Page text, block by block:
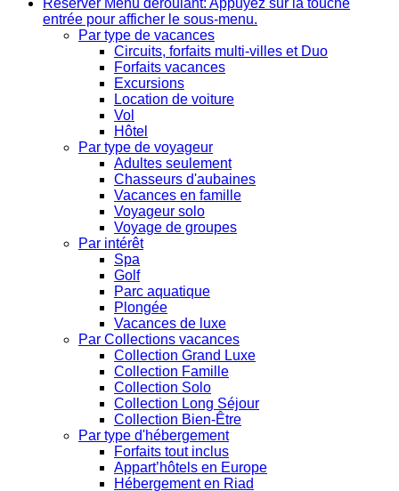
Réserver Menu déroulant: Appuyez sur la touche
entrée pour afficher le sous-menu.
Par type de vacances
Circuits, forfaits multi-villes et Duo
Forfaits vacances
Excursions
Location de voiture
Vol
Hôtel
Par type de voyageur
Adultes seulement
Chasseurs d'aubaines
Vacances en famille
Voyageur solo
Voyage de groupes
Par intérêt
Spa
Golf
Parc aquatique
Plongée
Vacances de luxe
Par Collections vacances
Collection Grand Luxe
Collection Famille
Collection Solo
Collection Long Séjour
Collection Bien-Être
Par type d'hébergement
Forfaits tout inclus
Appart’hôtels en Europe
Hébergement en Riad